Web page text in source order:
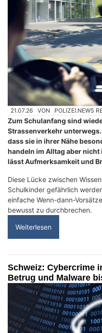
21.07.26 VON POLIZEI.NEWS
Zum Schulanfang sind
Strassenverkehr
dass sie in ihrer Nähe
handeln im Alltag aber
lässt Aufmerksamkeit und
Diese Lücke zwischen
Schulkinder gefährlich
einfache Wenn-dann-
bewusst zu durchbrechen.
Weiterlesen
Schweiz: Cybercrime
Betrug und Malware